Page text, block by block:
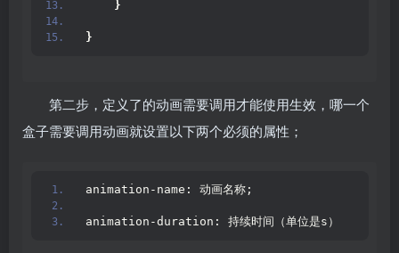
}
}
第二步，定义了的动画需要调用才能使用生效，哪一个
盒子需要调用动画就设置以下两个必须的属性；
animation-name: 动画名称;
animation-duration: 持续时间（单位是s）